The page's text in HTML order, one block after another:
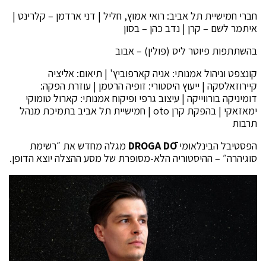
חברי חמישיית תל אביב: רואי אמוץ, חליל | דני ארדמן – קלרינט |
איתמר לשם – קרן | נדב כהן – בסון
בהשתתפות פיוטר ליס (פולין) – אבוב
קונצפט וניהול אמנותי: אניה קארפוביץ' | תיאום: אליציה
קיירוזאלסקה | ייעוץ היסטורי: זופיה הרטמן | עוזרת הפקה:
דומיניקה בורווייקה | עיצוב גרפי ופיקוח אמנותי: קארול טומוקי
ימאזאקי | בהפקת קרן oto | חמישיית תל אביב בתמיכת מנהל
תרבות
הפסטיבל הבינלאומיDROGA DŌ מגלה מחדש את ״רשימת
סוגיהרה״ – ההיסטוריה הלא-מסופרת של מסע ההצלה יוצא הדופן.